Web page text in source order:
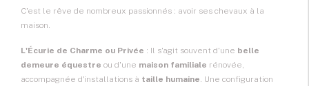
C'est le rêve de nombreux passionnés : avoir ses chevaux à la
maison.
L'Écurie de Charme ou Privée : Il s'agit souvent d'une belle
demeure équestre ou d'une maison familiale rénovée,
accompagnée d'installations à taille humaine. Une configuration